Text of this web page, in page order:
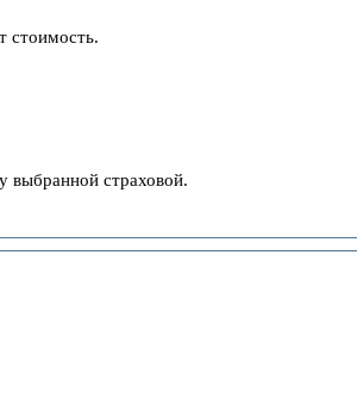
стоимость.
выбранной страховой.